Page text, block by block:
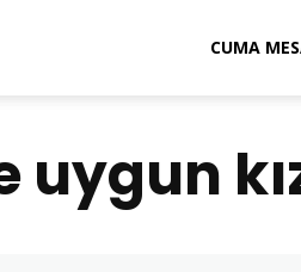
CUMA
uygun